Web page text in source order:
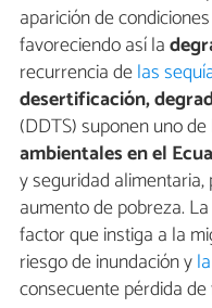
aparición de
favoreciendo así la
recurrencia delas
desertificación,
(DDTS) suponen uno
ambientales en el
y seguridad
aumento de pobreza.
factor que instiga a la
riesgo de inundación y
consecuente pérdida